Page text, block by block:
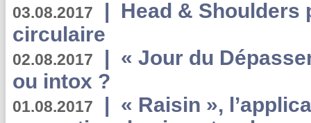
03.08.2017 | Head & Shoulders
circulaire
02.08.2017 | « Jour du
ou intox ?
01.08.2017 | « Raisin »,